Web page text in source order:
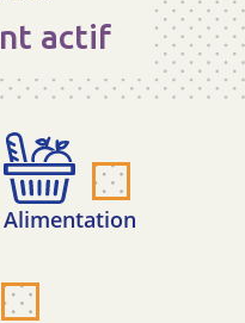
actif
Alimentation